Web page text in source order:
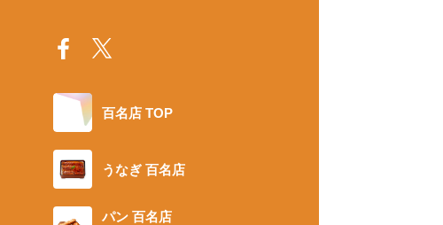
百名店 TOP
うなぎ 百名店
パン 百名店